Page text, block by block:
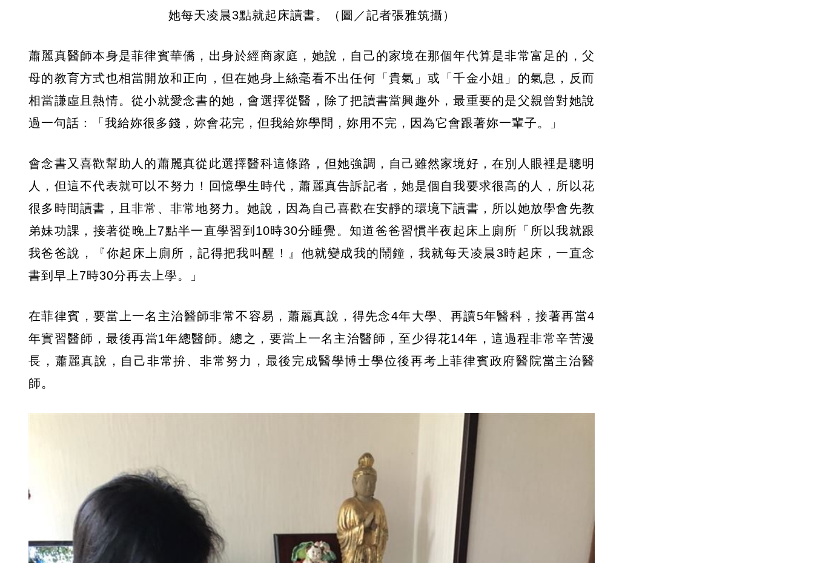
她每天凌晨3點就起床讀書。（圖／記者張雅筑攝）
蕭麗真醫師本身是菲律賓華僑，出身於經商家庭，她說，自己的家境在那個年代算是非常富足的，父
母的教育方式也相當開放和正向，但在她身上絲毫看不出任何「貴氣」或「千金小姐」的氣息，反而
相當謙虛且熱情。從小就愛念書的她，會選擇從醫，除了把讀書當興趣外，最重要的是父親曾對她說
過一句話：「我給妳很多錢，妳會花完，但我給妳學問，妳用不完，因為它會跟著妳一輩子。」
會念書又喜歡幫助人的蕭麗真從此選擇醫科這條路，但她強調，自己雖然家境好，在別人眼裡是聰明
人，但這不代表就可以不努力！回憶學生時代，蕭麗真告訴記者，她是個自我要求很高的人，所以花
很多時間讀書，且非常、非常地努力。她說，因為自己喜歡在安靜的環境下讀書，所以她放學會先教
弟妹功課，接著從晚上7點半一直學習到10時30分睡覺。知道爸爸習慣半夜起床上廁所「所以我就跟
我爸爸說，『你起床上廁所，記得把我叫醒！』他就變成我的鬧鐘，我就每天凌晨3時起床，一直念
書到早上7時30分再去上學。」
在菲律賓，要當上一名主治醫師非常不容易，蕭麗真說，得先念4年大學、再讀5年醫科，接著再當4
年實習醫師，最後再當1年總醫師。總之，要當上一名主治醫師，至少得花14年，這過程非常辛苦漫
長，蕭麗真說，自己非常拚、非常努力，最後完成醫學博士學位後再考上菲律賓政府醫院當主治醫
師。